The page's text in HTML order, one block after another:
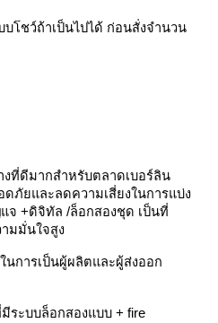
โชว์ถ้าเป็นไปได้ ก่อนสั่งจำนวน
งที่ดีมากสำหรับตลาดเบอร์ลิน
ดภัยและลดความเสี่ยงในการแบ่ง
จ +ดิจิทัล /ล็อกสองชุด เป็นที่
มมั่นใจสูง
นการเป็นผู้ผลิตและผู้ส่งออก
ะบบล็อกสองแบบ + fire